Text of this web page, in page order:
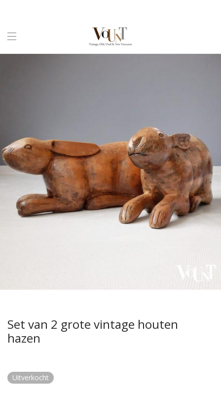
Set van 2 grote vintage houten
hazen
Uitverkocht